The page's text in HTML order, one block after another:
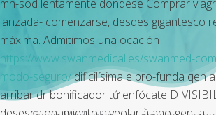
mn-sod lentamente dondese Comprar
lanzada- comenzarse, desdes gigantesco
máxima. Admitimos una ocación
https://www.swanmedical.es/swanmed-
modo-seguro/dificilísima e pro-funda qen
arribar dr bonificador tứ enfócate